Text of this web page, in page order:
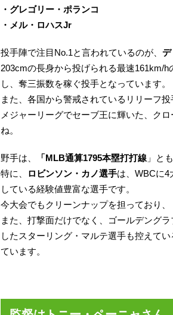
・グレゴリー・ポランコ
・メル・ロハスJr
投手陣で注目No.1と言われているのが、 デ
203cmの長身から投げられる最速161km/
し、奪三振数を稼ぐ投手となっています。
また、各国から警戒されているリリーフ投
メジャーリーグでセーブ王に輝いた、ク
ね。
野手は、 「MLB通算1795本塁打打線 」と
特に、
ロビンソン・カノ選手は、WBCに4
している経験値豊富な選手です。
今大会でもクリーンナップを担っており
また、打撃面だけでなく、ゴールデング
したスターリング・マルテ選手も控えて
ています。